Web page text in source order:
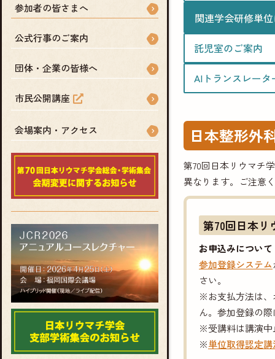
参加者の皆さまへ
公式行事のご案内
団体・企業の皆様へ
市民公開講座
会場案内・アクセス
関連学会研修単
託児室のご案内
AIトランスレータ
日本整形外
第70回日本リウマチ
異なります。ご注意
第70回日本リ
お申込みについて
参加登録システム
さい。
※お支払方法は、
ん。参加登録の
※受講料は講演中
※単位取得認定